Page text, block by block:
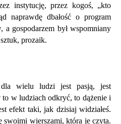
instytucję, przez kogoś, „kto
naprawdę dbałość o program
a gospodarzem był wspomniany
prozaik.
wielu ludzi jest pasją, jest
w ludziach odkryć, to dążenie i
efekt taki, jak dzisiaj widziałeś.
swoimi wierszami, która je czyta.